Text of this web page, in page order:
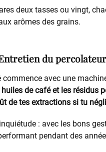
deux tasses ou vingt,
arômes des grains.
du percolateur
commence avec une
de café et les résidus
de tes extractions si tu
: avec les bons
pendant des